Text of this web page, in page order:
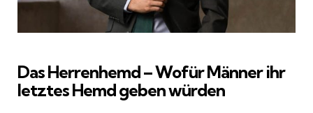
Das Herrenhemd – Wofür Männer ihr
letztes Hemd geben würden